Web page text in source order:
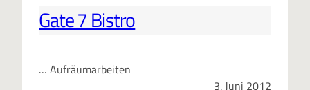
Gate 7 Bistro
… Aufräumarbeiten
3. Juni 2012